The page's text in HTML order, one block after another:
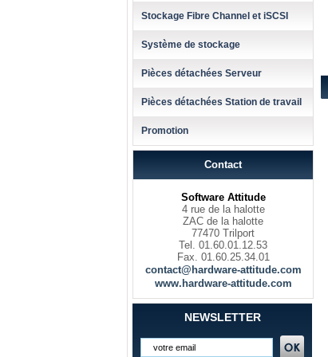
Stockage Fibre Channel et iSCSI
Système de stockage
Pièces détachées Serveur
Pièces détachées Station de travail
Promotion
Contact
Software Attitude
4 rue de la halotte
ZAC de la halotte
77470 Trilport
Tel. 01.60.01.12.53
Fax. 01.60.25.34.01
contact@hardware-attitude.com
www.hardware-attitude.com
NEWSLETTER